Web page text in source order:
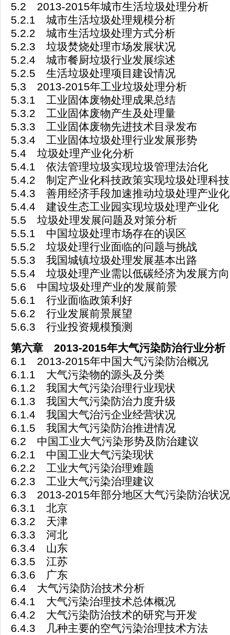
5.2 2013-2015年城市生活垃圾处理分析
5.2.1 城市生活垃圾处理规模分析
5.2.2 城市生活垃圾处理方式分析
5.2.3 垃圾焚烧处理市场发展状况
5.2.4 城市餐厨垃圾行业发展综述
5.2.5 生活垃圾处理项目建设情况
5.3 2013-2015年工业垃圾处理分析
5.3.1 工业固体废物处理成果总结
5.3.2 工业固体废物产生及处理量
5.3.3 工业固体废物先进技术目录发布
5.3.4 工业固体垃圾处理行业发展形势
5.4 垃圾处理产业化分析
5.4.1 依法管理垃圾实现垃圾管理法治化
5.4.2 制定产业化科技政策实现垃圾处理科
5.4.3 善用经济手段加速推动垃圾处理产业化
5.4.4 建设生态工业园实现垃圾处理产业化
5.5 垃圾处理发展问题及对策分析
5.5.1 中国垃圾处理市场存在的误区
5.5.2 垃圾处理行业面临的问题与挑战
5.5.3 我国城镇垃圾处理发展基本出路
5.5.4 垃圾处理产业需以低碳经济为发展方向
5.6 中国垃圾处理产业的发展前景
5.6.1 行业面临政策利好
5.6.2 行业发展前景展望
5.6.3 行业投资规模预测
第六章 2013-2015年大气污染防治行业分析
6.1 2013-2015年中国大气污染防治概况
6.1.1 大气污染物的源头及分类
6.1.2 我国大气污染治理行业现状
6.1.3 我国大气污染防治力度升级
6.1.4 我国大气治污企业经营状况
6.1.5 我国大气污染防治推进情况
6.2 中国工业大气污染形势及防治建议
6.2.1 中国工业大气污染现状
6.2.2 工业大气污染治理难题
6.2.3 工业大气污染治理建议
6.3 2013-2015年部分地区大气污染防治状况
6.3.1 北京
6.3.2 天津
6.3.3 河北
6.3.4 山东
6.3.5 江苏
6.3.6 广东
6.4 大气污染防治技术分析
6.4.1 大气污染治理技术总体概况
6.4.2 大气污染防治技术的研究与开发
6.4.3 几种主要的空气污染治理技术方法